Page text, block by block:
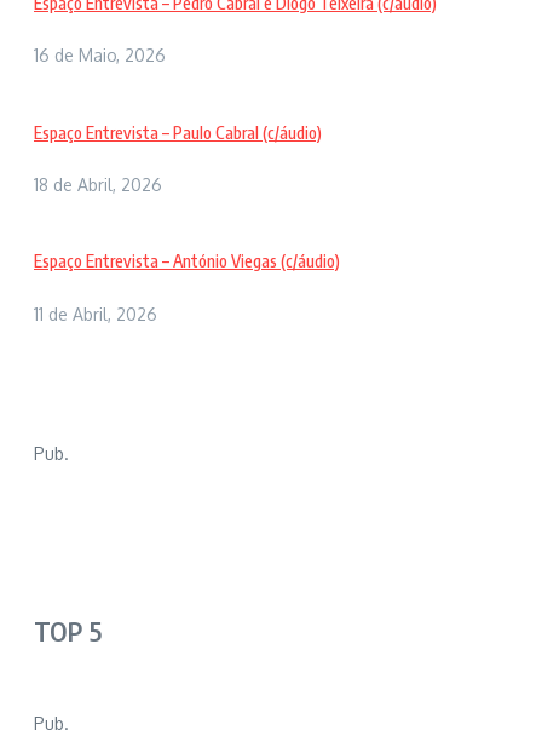
16 de Maio, 2026
Espaço Entrevista – Paulo Cabral (c/áudio)
18 de Abril, 2026
Espaço Entrevista – António Viegas (c/áudio)
11 de Abril, 2026
Pub.
TOP 5
Pub.